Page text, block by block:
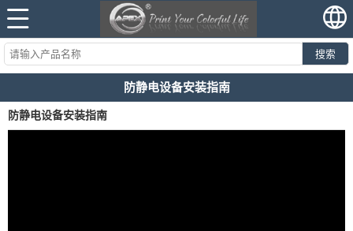
搜索
防静电设备安装指南
防静电设备安装指南